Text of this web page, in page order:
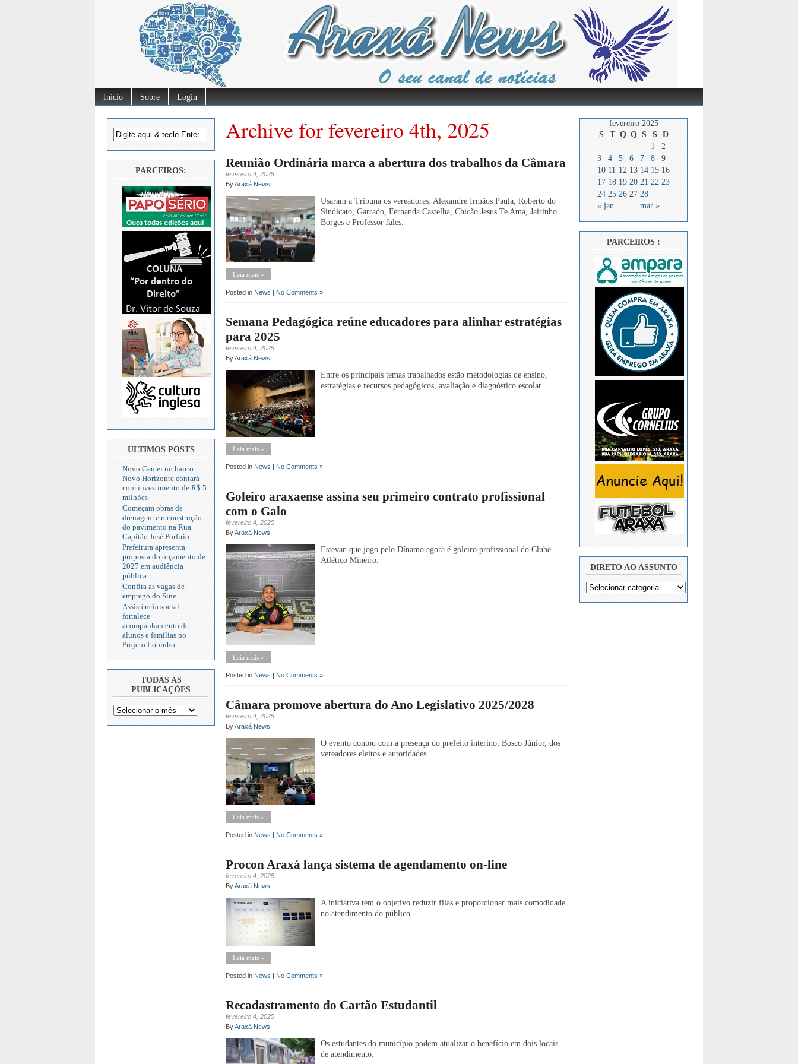
Inicio Sobre Login
PARCEIROS:
ÚLTIMOS POSTS
Novo Cemei no bairro
Novo Horizonte contará
com investimento de R$ 5
milhões
Começam obras de
drenagem e reconstrução
do pavimento na Rua
Capitão José Porfírio
Prefeitura apresenta
proposta do orçamento de
2027 em audiência
pública
Confira as vagas de
emprego do Sine
Assistência social
fortalece
acompanhamento de
alunos e famílias no
Projeto Lobinho
TODAS AS
PUBLICAÇÕES
Archive for fevereiro 4th, 2025
Reunião Ordinária marca a abertura dos trabalhos da Câmara
fevereiro 4, 2025
ByAraxá News
Usaram a Tribuna os vereadores: Alexandre Irmãos Paula, Roberto do
Sindicato, Garrado, Fernanda Castelha, Chicão Jesus Te Ama, Jairinho
Borges e Professor Jales.
Leia mais »
Posted in News No Comments »
Semana Pedagógica reúne educadores para alinhar estratégias
para 2025
fevereiro 4, 2025
ByAraxá News
Entre os principais temas trabalhados estão metodologias de ensino,
estratégias e recursos pedagógicos, avaliação e diagnóstico escolar.
Leia mais »
Posted in News | No Comments »
Goleiro araxaense assina seu primeiro contrato profissional
com o Galo
fevereiro 4, 2025
ByAraxá News
Estevan que jogo pelo Dínamo agora é goleiro profissional do Clube
Atlético Mineiro.
Leia mais »
Posted in News No Comments »
Câmara promove abertura do Ano Legislativo 2025/2028
fevereiro 4, 2025
ByAraxá News
O evento contou com a presença do prefeito interino, Bosco Júnior, dos
vereadores eleitos e autoridades.
Leia mais »
Posted in News | No Comments »
Procon Araxá lança sistema de agendamento on-line
fevereiro 4, 2025
ByAraxá News
A iniciativa tem o objetivo reduzir filas e proporcionar mais comodidade
no atendimento do público.
Leia mais »
Posted in News | No Comments »
Recadastramento do Cartão Estudantil
fevereiro 4, 2025
ByAraxá News
Os estudantes do município podem atualizar o benefício em dois locais
de atendimento.
fevereiro 2025
S
T Q Q S S D
« jan mar »
1
2
3
4 5 6 7 8
9
10 11 12 13 14 15 16
17 18 19 20 21 22 23
24 25 26 27 28
PARCEIROS :
DIRETO AO ASSUNTO